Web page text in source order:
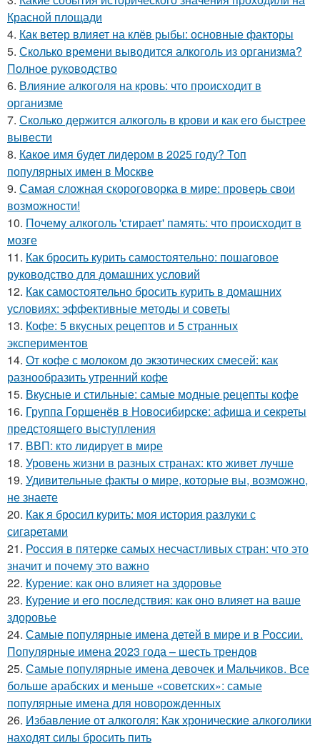
Красной площади
4. Как ветер влияет на клёв рыбы: основные факторы
5. Сколько времени выводится алкоголь из организма?
Полное руководство
6. Влияние алкоголя на кровь: что происходит в
организме
7. Сколько держится алкоголь в крови и как его быстрее
вывести
8. Какое имя будет лидером в 2025 году? Топ
популярных имен в Москве
9. Самая сложная скороговорка в мире: проверь свои
возможности!
10. Почему алкоголь 'стирает' память: что происходит в
мозге
11. Как бросить курить самостоятельно: пошаговое
руководство для домашних условий
12. Как самостоятельно бросить курить в домашних
условиях: эффективные методы и советы
13. Кофе: 5 вкусных рецептов и 5 странных
экспериментов
14. От кофе с молоком до экзотических смесей: как
разнообразить утренний кофе
15. Вкусные и стильные: самые модные рецепты кофе
16. Группа Горшенёв в Новосибирске: афиша и секреты
предстоящего выступления
17. ВВП: кто лидирует в мире
18. Уровень жизни в разных странах: кто живет лучше
19. Удивительные факты о мире, которые вы, возможно,
не знаете
20. Как я бросил курить: моя история разлуки с
сигаретами
21. Россия в пятерке самых несчастливых стран: что это
значит и почему это важно
22. Курение: как оно влияет на здоровье
23. Курение и его последствия: как оно влияет на ваше
здоровье
24. Самые популярные имена детей в мире и в России.
Популярные имена 2023 года – шесть трендов
25. Самые популярные имена девочек и Мальчиков. Все
больше арабских и меньше «советских»: самые
популярные имена для новорожденных
26. Избавление от алкоголя: Как хронические алкоголики
находят силы бросить пить